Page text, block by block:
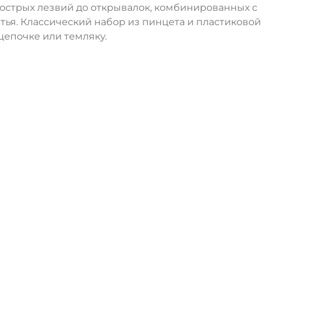
лезвий до открывалок, комбинированных с
Классический набор из пинцета и пластиковой
или темляку.